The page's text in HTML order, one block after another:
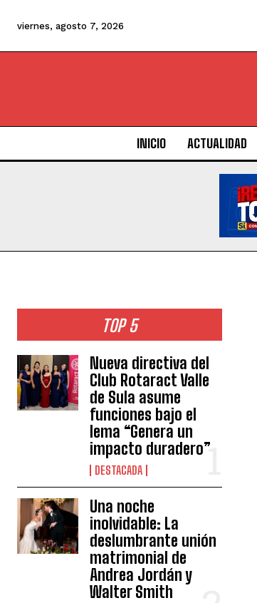
viernes, agosto 7, 2026
INICIO ACTUALIDAD
TOP 5
Nueva directiva del
Club Rotaract Valle
de Sula asume
funciones bajo el
lema “Genera un
impacto duradero”
DESTACADA
Una noche
inolvidable: La
deslumbrante unión
matrimonial de
Andrea Jordán y
Walter Smith